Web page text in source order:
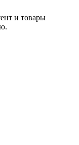
и товары